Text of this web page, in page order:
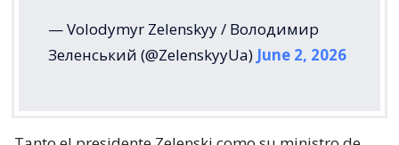
— Volodymyr Zelenskyy / Володимир
Зеленський (@ZelenskyyUa) June 2, 2026